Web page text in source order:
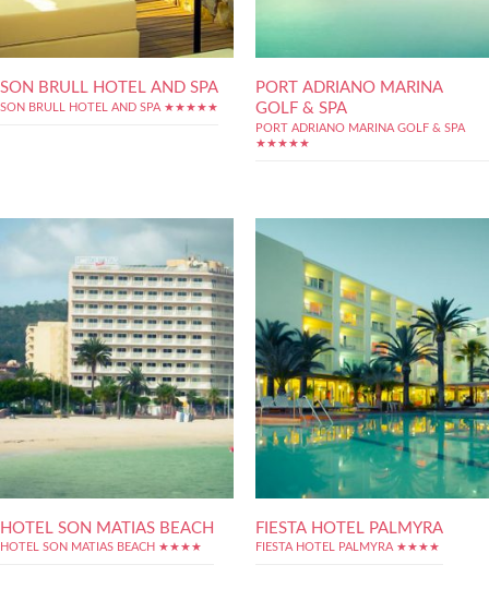
SON BRULL HOTEL AND SPA
SON BRULL HOTEL AND SPA ★★★★★
PORT ADRIANO MARINA
GOLF & SPA
PORT ADRIANO MARINA GOLF & SPA
★★★★★
HOTEL SON MATIAS BEACH
HOTEL SON MATIAS BEACH ★★★★
FIESTA HOTEL PALMYRA
FIESTA HOTEL PALMYRA ★★★★